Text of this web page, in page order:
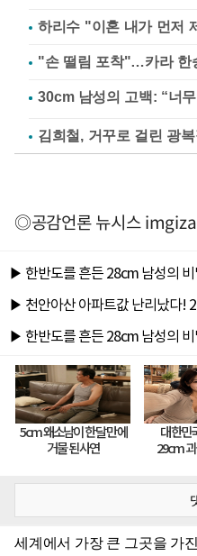
하리수 "이혼 내가 먼저
"손 떨림 포착"…카라 한
◎공감언론 뉴시스